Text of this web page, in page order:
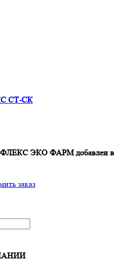
СТ-СК
ФЛЕКС ЭКО ФАРМ добавлен в
заказ